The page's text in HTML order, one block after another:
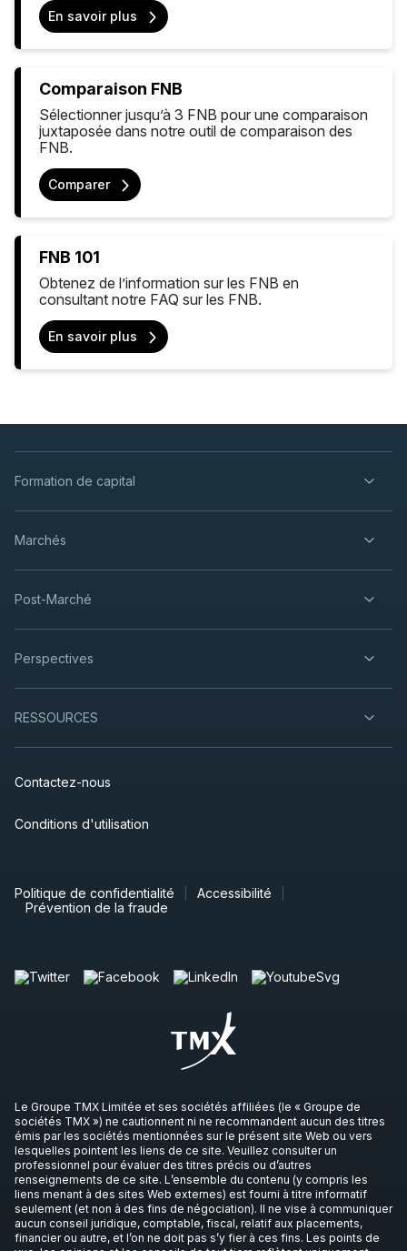
En savoir plus
Comparaison FNB
Sélectionner jusqu’à 3 FNB pour une comparaison
juxtaposée dans notre outil de comparaison des
FNB.
Comparer
FNB 101
Obtenez de l’information sur les FNB en
consultant notre FAQ sur les FNB.
En savoir plus
Formation de capital
Marchés
Post-Marché
Perspectives
RESSOURCES
Contactez-nous
Conditions d'utilisation
Politique de confidentialité
Accessibilité
Prévention de la fraude
Le Groupe TMX Limitée et ses sociétés affiliées (le « Groupe de
sociétés TMX ») ne cautionnent ni ne recommandent aucun des titres
émis par les sociétés mentionnées sur le présent site Web ou vers
lesquelles pointent les liens de ce site. Veuillez consulter un
professionnel pour évaluer des titres précis ou d’autres
renseignements de ce site. L’ensemble du contenu (y compris les
liens menant à des sites Web externes) est fourni à titre informatif
seulement (et non à des fins de négociation). Il ne vise à communiquer
aucun conseil juridique, comptable, fiscal, relatif aux placements,
financier ou autre, et l’on ne doit pas s’y fier à ces fins. Les points de